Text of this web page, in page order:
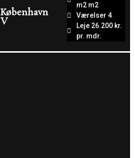
m2 m2
Værelser 4
Leje 26.200 kr.
pr. mdr.
København
V